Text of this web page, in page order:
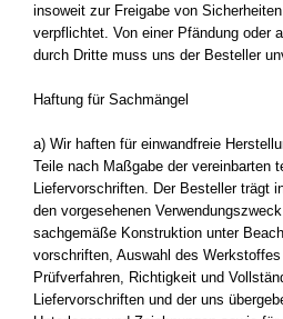
insoweit zur Freigabe von
verpflichtet. Von einer Pfändung oder
durch Dritte muss uns der Besteller
Haftung für Sachmängel
a) Wir haften für einwandfreie
Teile nach Maßgabe der vereinbarten
Liefervorschriften. Der Besteller trägt
den vorgesehenen
sachgemäße Konstruktion unter
vorschriften, Auswahl des
Prüfverfahren, Richtigkeit und
Liefervorschriften und der uns